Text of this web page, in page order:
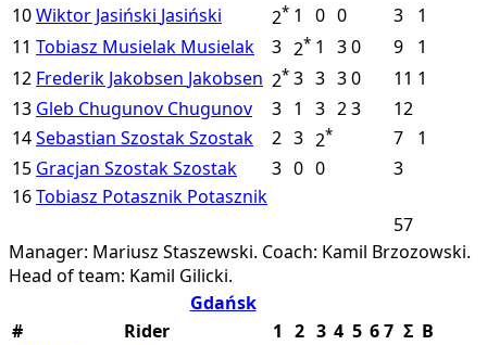
10Wiktor Jasiński Jasiński 2* 1 0 0 3
1
11 Tobiasz Musielak Musielak 3 2* 1 30 9
1
12 Frederik Jakobsen Jakobsen 2* 3 3 30 11 1
13 Gleb Chugunov Chugunov 3 1 3 23
12
14Sebastian SzostakSzostak 2 3 2* 7
1
15 Gracjan SzostakSzostak 3 0 0
3
16Tobiasz Potasznik Potasznik
57
Manager: Mariusz Staszewski. Coach: Kamil Brzozowski.
Head of team: Kamil Gilicki.
Gdańsk
#
Rider 1 2 3 4 5 67 Σ B